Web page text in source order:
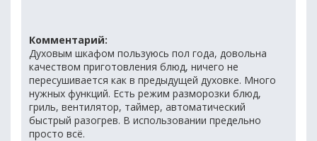
Комментарий:
Духовым шкафом пользуюсь пол года, довольна
качеством приготовления блюд, ничего не
пересушивается как в предыдущей духовке. Много
нужных функций. Есть режим разморозки блюд,
гриль, вентилятор, таймер, автоматический
быстрый разогрев. В использовании предельно
просто всё.